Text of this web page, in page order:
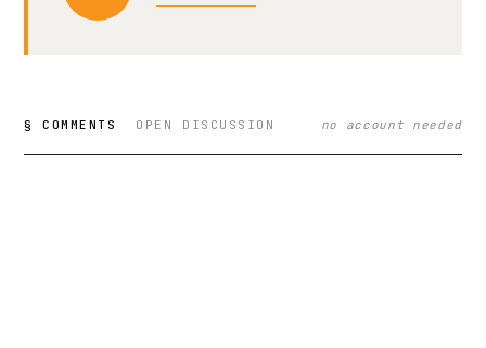
§ COMMENTS OPEN DISCUSSION no account needed